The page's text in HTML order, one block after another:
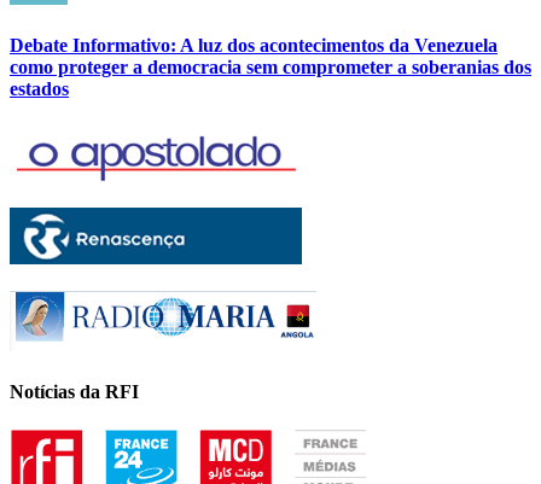
Debate Informativo: A luz dos acontecimentos da Venezuela
como proteger a democracia sem comprometer a soberanias dos
estados
Notícias da RFI